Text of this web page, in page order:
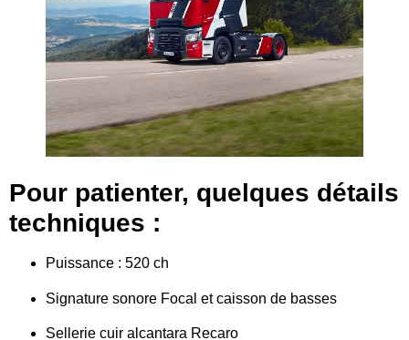
Pour patienter, quelques détails
techniques :
Puissance : 520 ch
Signature sonore Focal et caisson de basses
Sellerie cuir alcantara Recaro